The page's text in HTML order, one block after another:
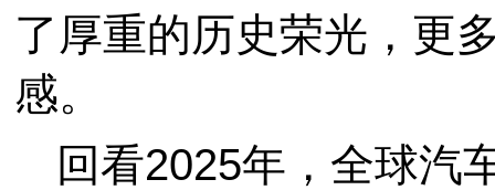
了厚重的历史荣光，更
感。
回看2025年，全球汽